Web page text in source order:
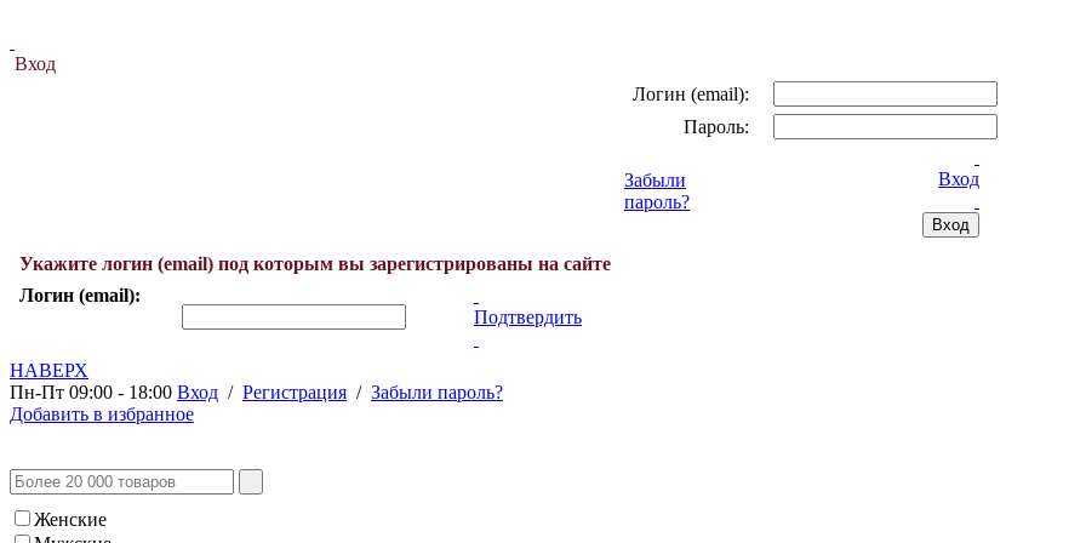
Вход
Логин (email):
Пароль:
Забыли
пароль?
Вход
Укажите логин (email) под которым вы зарегистрированы на сайте
Логин (email):
Подтвердить
НАВЕРХ
Пн-Пт 09:00 - 18:00 Вход / Регистрация / Забыли пароль?
Добавить в избранное
Женские